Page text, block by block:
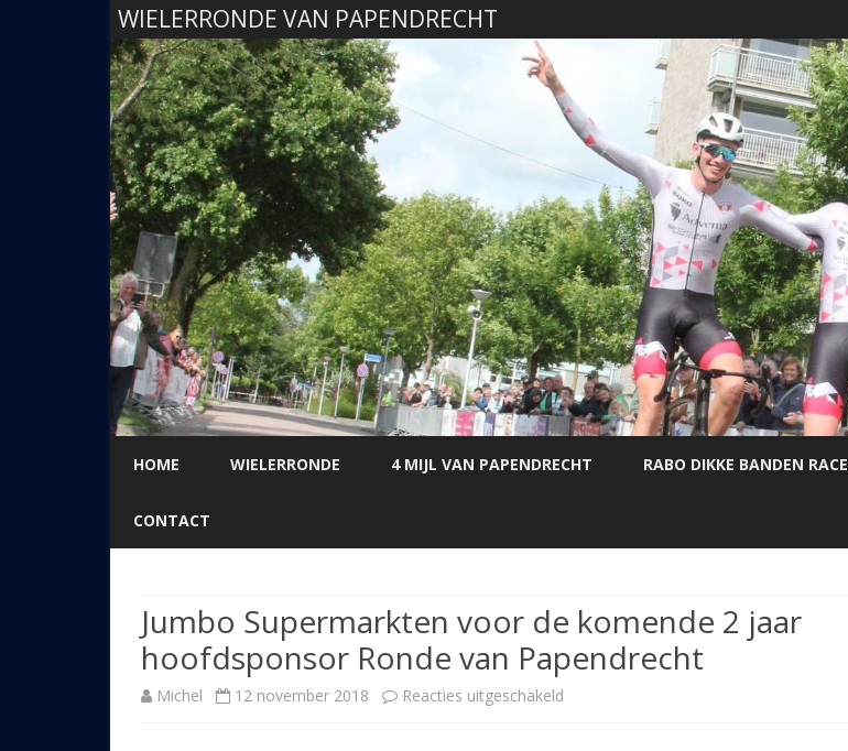
WIELERRONDE VAN PAPENDRECHT
Ga
direct
HOME WIELERRONDE 4 MIJL VAN PAPENDRECHT RABO DIKKE BANDEN RACE
CONTACT
Jumbo Supermarkten voor de komende 2 jaar
hoofdsponsor Ronde van Papendrecht
Michel 12 november 2018 Reacties uitgeschakeld